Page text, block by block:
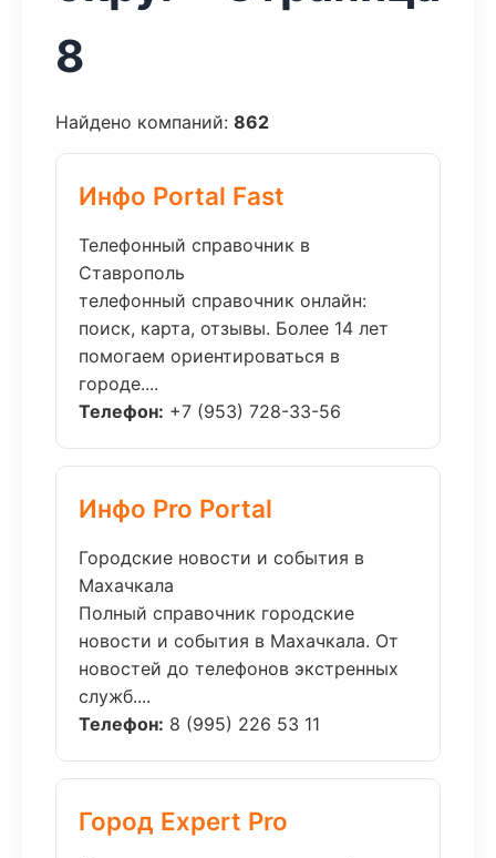
8
Найдено компаний: 862
Инфо Portal Fast
Телефонный справочник в
Ставрополь
телефонный справочник онлайн:
поиск, карта, отзывы. Более 14 лет
помогаем ориентироваться в
городе....
Телефон: +7 (953) 728-33-56
Инфо Pro Portal
Городские новости и события в
Махачкала
Полный справочник городские
новости и события в Махачкала. От
новостей до телефонов экстренных
служб....
Телефон: 8 (995) 226 53 11
Город Expert Pro